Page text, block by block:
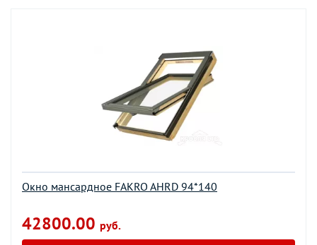
Окно мансардное FAKRO AHRD 94*140
42800.00 руб.